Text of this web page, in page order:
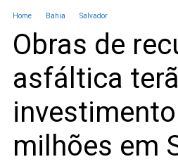
Home Bahia Salvador
Obras de
asfáltica
milhões em